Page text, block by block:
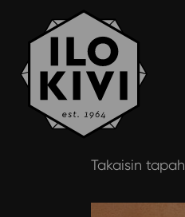
Takaisin